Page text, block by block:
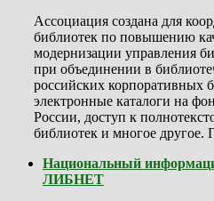
Ассоциация создана для
библиотек по повышению
модернизации управления
при объединении в
российских корпоративных
электронные каталоги на
России, доступ к
библиотек и многое
Национальный
ЛИБНЕТ